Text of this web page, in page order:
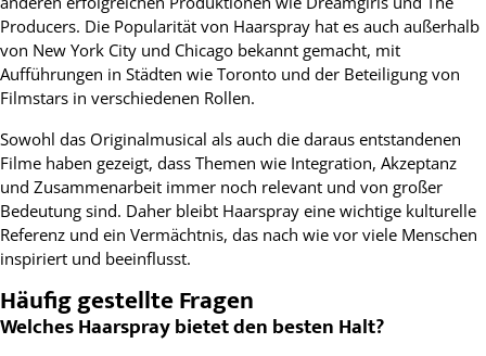
Producers. Die Popularität von Haarspray hat es auch außerhalb
von New York City und Chicago bekannt gemacht, mit
Aufführungen in Städten wie Toronto und der Beteiligung von
Filmstars in verschiedenen Rollen.
Sowohl das Originalmusical als auch die daraus entstandenen
Filme haben gezeigt, dass Themen wie Integration, Akzeptanz
und Zusammenarbeit immer noch relevant und von großer
Bedeutung sind. Daher bleibt Haarspray eine wichtige kulturelle
Referenz und ein Vermächtnis, das nach wie vor viele Menschen
inspiriert und beeinflusst.
Häufig gestellte Fragen
Welches Haarspray bietet den besten Halt?